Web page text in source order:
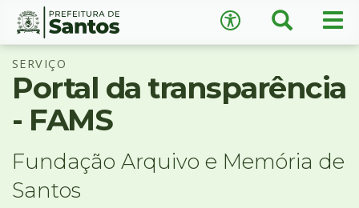
Ir
para
conteúdo
para
menu
Busca
Acessibilidade ×
Conteúdo
SERVIÇO
Portal da transparência
- FAMS
Fundação Arquivo e Memória de
Santos